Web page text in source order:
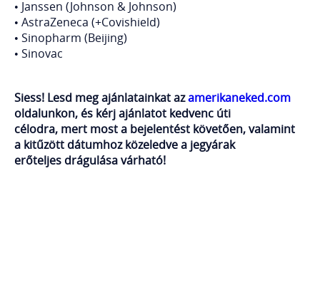
• Janssen (Johnson & Johnson)
• AstraZeneca (+Covishield)
• Sinopharm (Beijing)
• Sinovac
Siess! Lesd meg ajánlatainkat azamerikaneked.com
oldalunkon, és kérj ajánlatot kedvenc úti
célodra, mert most a bejelentést követően, valamint
a kitűzött dátumhoz közeledve a jegyárak
erőteljes drágulása várható!